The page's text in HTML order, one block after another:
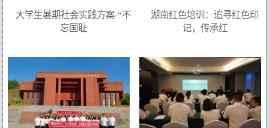
大学生暑期社会实践方案-“不
忘国耻
湖南红色培训：追寻红色印
记，传承红